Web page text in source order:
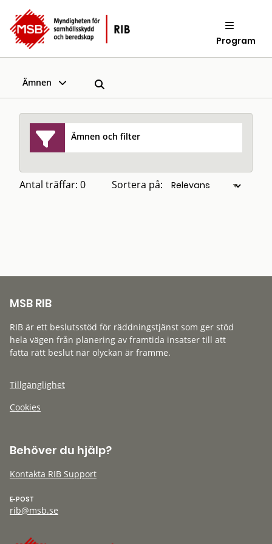
Program
Ämnen
Ämnen och filter
Antal träffar: 0 Sortera på:
MSB RIB
RIB är ett beslutsstöd för räddningstjänst som ger stöd
hela vägen från planering av framtida insatser till att
fatta rätt beslut när olyckan är framme.
Tillgänglighet
Cookies
Behöver du hjälp?
Kontakta RIB Support
E-POST
rib@msb.se